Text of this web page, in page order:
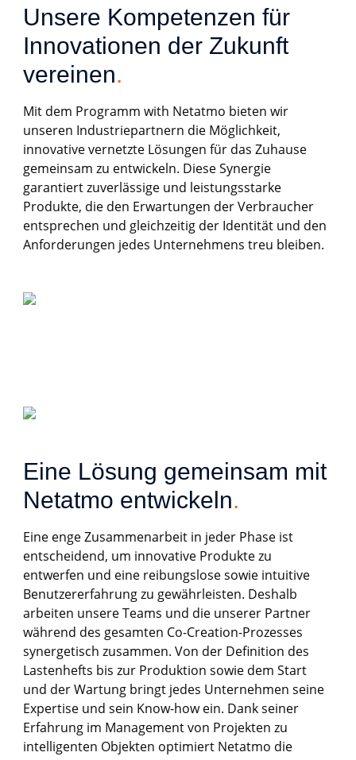
Unsere Kompetenzen für
Innovationen der Zukunft
vereinen.
Mit dem Programm with Netatmo bieten wir
unseren Industriepartnern die Möglichkeit,
innovative vernetzte Lösungen für das Zuhause
gemeinsam zu entwickeln. Diese Synergie
garantiert zuverlässige und leistungsstarke
Produkte, die den Erwartungen der Verbraucher
entsprechen und gleichzeitig der Identität und den
Anforderungen jedes Unternehmens treu bleiben.
Eine Lösung gemeinsam mit
Netatmo entwickeln.
Eine enge Zusammenarbeit in jeder Phase ist
entscheidend, um innovative Produkte zu
entwerfen und eine reibungslose sowie intuitive
Benutzererfahrung zu gewährleisten. Deshalb
arbeiten unsere Teams und die unserer Partner
während des gesamten Co-Creation-Prozesses
synergetisch zusammen. Von der Definition des
Lastenhefts bis zur Produktion sowie dem Start
und der Wartung bringt jedes Unternehmen seine
Expertise und sein Know-how ein. Dank seiner
Erfahrung im Management von Projekten zu
intelligenten Objekten optimiert Netatmo die